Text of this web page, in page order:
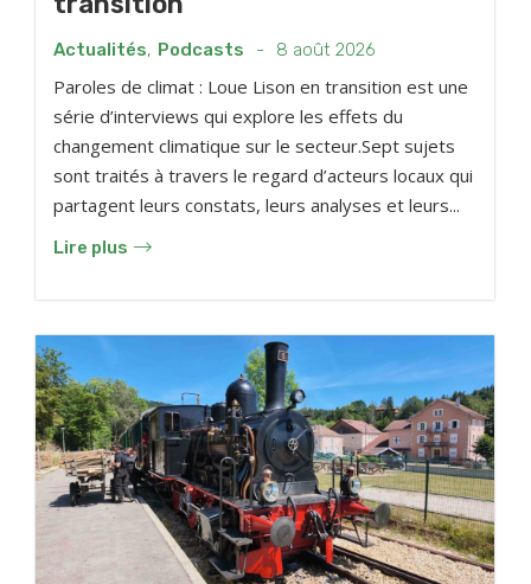
Actualités, Podcasts - 8 août 2026
Paroles de climat : Loue Lison en transition est une
série d’interviews qui explore les effets du
changement climatique sur le secteur.Sept sujets
sont traités à travers le regard d’acteurs locaux qui
partagent leurs constats, leurs analyses et leurs...
Lire plus